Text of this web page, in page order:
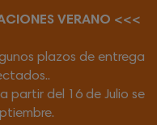
VERANO <<<
plazos de entrega
partir del 16 de Julio se